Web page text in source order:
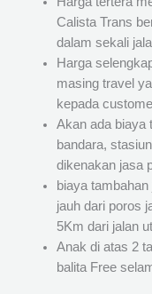
Calista Trans
dalam sekali
Harga
masing travel
kepada
Akan ada biaya
bandara,
dikenakan jasa
biaya
jauh dari poros
5Km dari jalan
Anak di atas 2
balita Free